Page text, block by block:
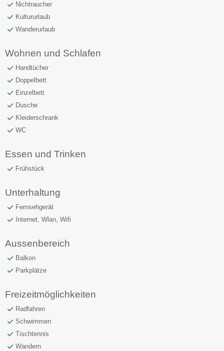
Nichtraucher
Kultururlaub
Wanderurlaub
Wohnen und Schlafen
Handtücher
Doppelbett
Einzelbett
Dusche
Kleiderschrank
WC
Essen und Trinken
Frühstück
Unterhaltung
Fernsehgerät
Internet, Wlan, Wifi
Aussenbereich
Balkon
Parkplätze
Freizeitmöglichkeiten
Radfahren
Schwimmen
Tischtennis
Wandern